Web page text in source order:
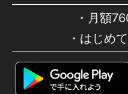
月額
はじめ